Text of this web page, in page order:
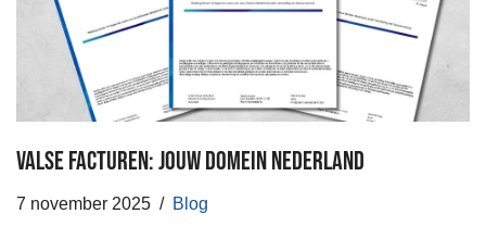
Valse facturen: JOUW DOMEIN NEDERLAND
7 november 2025 Blog